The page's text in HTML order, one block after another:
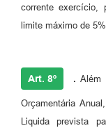
corrente exercício,
limite máximo de
Art. 8º . Além
Orçamentária
Liquida prevista